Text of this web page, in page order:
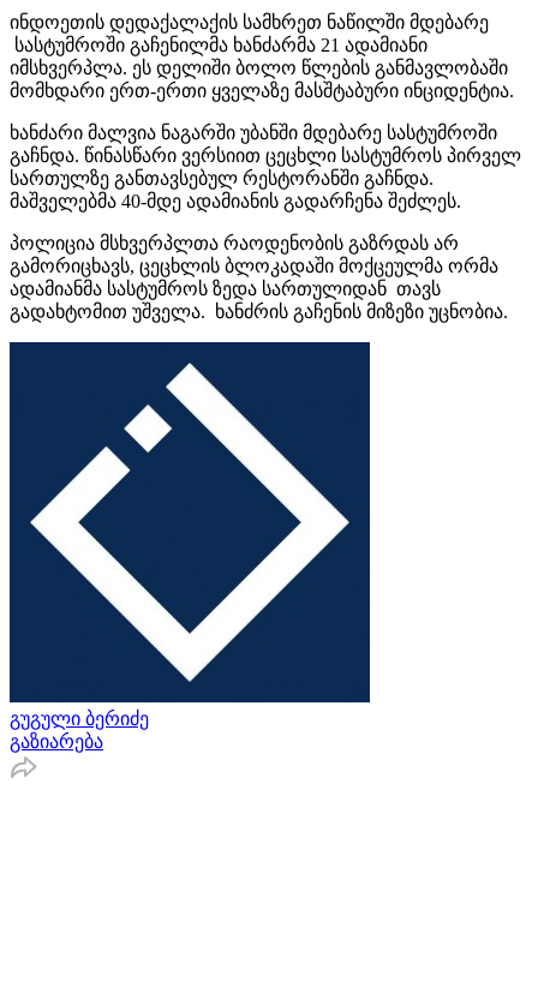
ინდოეთის დედაქალაქის სამხრეთ ნაწილში მდებარე
სასტუმროში გაჩენილმა ხანძარმა 21 ადამიანი
იმსხვერპლა. ეს დელიში ბოლო წლების განმავლობაში
მომხდარი ერთ-ერთი ყველაზე მასშტაბური ინციდენტია.
ხანძარი მალვია ნაგარში უბანში მდებარე სასტუმროში
გაჩნდა. წინასწარი ვერსიით ცეცხლი სასტუმროს პირველ
სართულზე განთავსებულ რესტორანში გაჩნდა.
მაშველებმა 40-მდე ადამიანის გადარჩენა შეძლეს.
პოლიცია მსხვერპლთა რაოდენობის გაზრდას არ
გამორიცხავს, ცეცხლის ბლოკადაში მოქცეულმა ორმა
ადამიანმა სასტუმროს ზედა სართულიდან თავს
გადახტომით უშველა. ხანძრის გაჩენის მიზეზი უცნობია.
გუგული ბერიძე
გაზიარება